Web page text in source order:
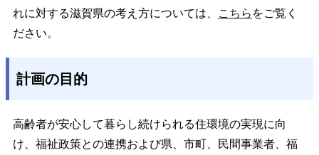
れに対する滋賀県の考え方については、
こちら をご覧く
ださい。
計画の目的
高齢者が安心して暮らし続けられる住環境の実現に向
け、福祉政策との連携および県、市町、民間事業者、福